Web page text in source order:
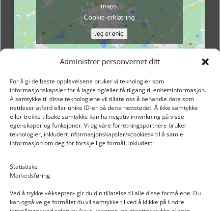
Administrer personvernet ditt
For å gi de beste opplevelsene bruker vi teknologier som
informasjonskapsler for å lagre og/eller få tilgang til enhetsinformasjon.
Å samtykke til disse teknologiene vil tillate oss å behandle data som
nettleser atferd eller unike ID-er på dette nettstedet. Å ikke samtykke
eller trekke tilbake samtykke kan ha negativ innvirkning på visse
egenskaper og funksjoner. Vi og våre forretningspartnere bruker
teknologier, inkludert informasjonskapsler/«cookies» til å samle
informasjon om deg for forskjellige formål, inkludert:
Statistiske
Markedsføring
Ved å trykke «Aksepter» gir du din tillatelse til alle disse formålene. Du
kan også velge formålet du vil samtykke til ved å klikke på Endre
maps
Cookie-erklæring
Jeg er enig